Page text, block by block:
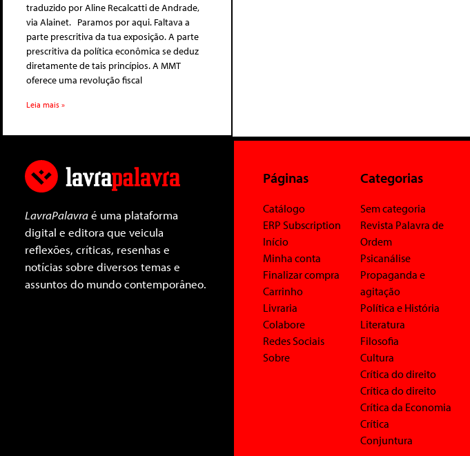
traduzido por Aline Recalcatti de Andrade,
via Alainet. Paramos por aqui. Faltava a
parte prescritiva da tua exposição. A parte
prescritiva da política econômica se deduz
diretamente de tais princípios. A MMT
oferece uma revolução fiscal
Leia mais »
LavraPalavraé uma plataforma
digital e editora que veicula
reflexões, críticas, resenhas e
notícias sobre diversos temas e
assuntos do mundo contemporâneo.
Páginas
Catálogo
ERP Subscription
Início
Minha conta
Finalizar compra
Carrinho
Livraria
Colabore
Redes Sociais
Sobre
Categorias
Sem categoria
Revista Palavra de
Ordem
Psicanálise
Propaganda e
agitação
Política e História
Literatura
Filosofia
Cultura
Crítica do direito
Crítica do direito
Crítica da Economia
Crítica
Conjuntura